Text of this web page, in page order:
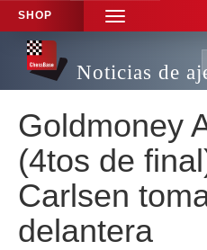
SHOP
TOGGLE
NAVIGATION
Noticias de
Goldmoney
(4tos de
Carlsen
delantera